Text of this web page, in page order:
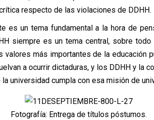
respecto de las violaciones de DDHH.
es un tema fundamental a la hora de
siempre es un tema central, sobre todo
más importantes de la educación
a ocurrir dictaduras, y los DDHH y la
universidad cumpla con esa misión de
Fotografía: Entrega de títulos póstumos.